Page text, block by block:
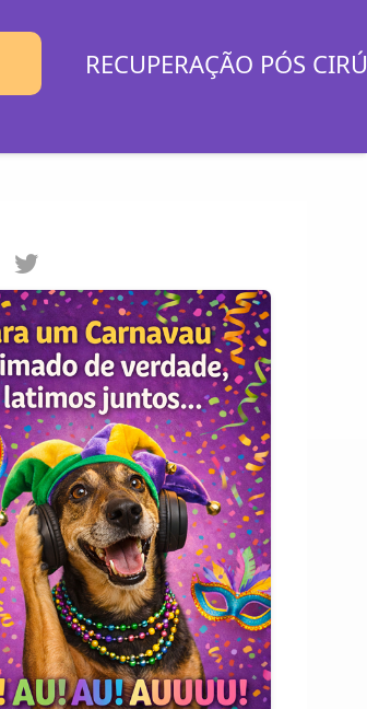
RECUPERAÇÃO PÓS